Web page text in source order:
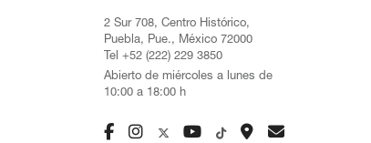
2 Sur 708, Centro Histórico,
Puebla, Pue., México 72000
Tel +52 (222) 229 3850
Abierto de miércoles a lunes de
10:00 a 18:00 h